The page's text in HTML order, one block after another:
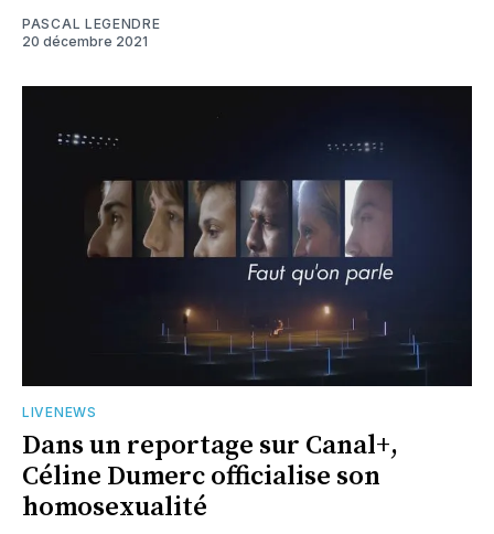
PASCAL LEGENDRE
20 décembre 2021
LIVENEWS
Dans un reportage sur Canal+,
Céline Dumerc officialise son
homosexualité